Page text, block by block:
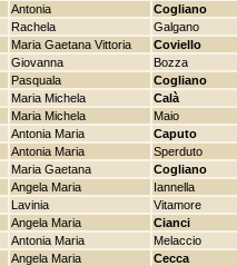
Antonia Cogliano
Rachela Galgano
Maria Gaetana Vittoria Coviello
Giovanna Bozza
Pasquala Cogliano
Maria Michela Calà
Maria Michela Maio
Antonia Maria Caputo
Antonia Maria Sperduto
Maria Gaetana Cogliano
Angela Maria Iannella
Lavinia Vitamore
Angela Maria Cianci
Antonia Maria Melaccio
Angela Maria Cecca